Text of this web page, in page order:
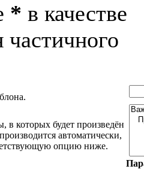
* в качестве
которых будет произведён
автоматически,
опцию ниже.